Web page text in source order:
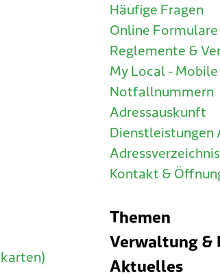
Häufige Fragen
Online Formulare
Reglemente &
My Local -
Notfallnummern
Adressauskunft
Dienstleistungen
Adressverzeichnis
Kontakt &
Themen
Verwaltung &
Aktuelles